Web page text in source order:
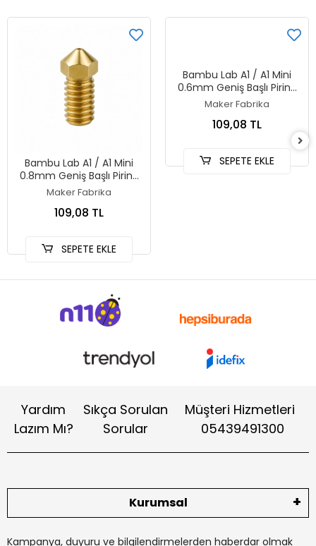
Bambu Lab A1 / A1 Mini
0.8mm Geniş Başlı Pirinç
Nozzle
Maker Fabrika
109,08 TL
SEPETE EKLE
Bambu Lab A1 / A1 Mini
0.6mm Geniş Başlı Pirinç
Nozzle
Maker Fabrika
109,08 TL
SEPETE EKLE
Yardım
Lazım Mı?
Sıkça Sorulan
Sorular
Müşteri Hizmetleri
05439491300
Kurumsal
Kampanya, duyuru ve bilgilendirmelerden haberdar olmak